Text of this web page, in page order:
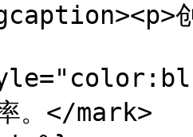
。</mark>